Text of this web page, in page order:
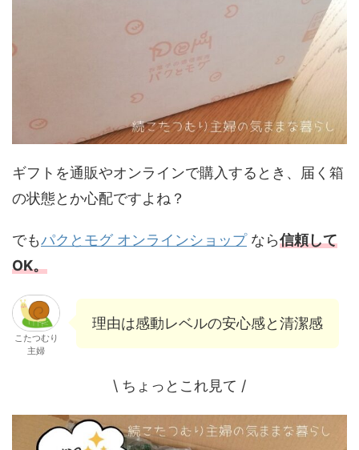
ギフトを通販やオンラインで購入するとき、届く箱
の状態とか心配ですよね？
でもパクとモグ オンラインショップなら信頼して
OK。
こたつむり
主婦
理由は感動レベルの安心感と清潔感
\ ちょっとこれ見て /